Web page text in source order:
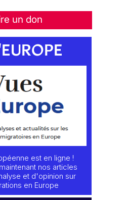
un don
est en ligne !
nos articles
et d'opinion sur
en Europe